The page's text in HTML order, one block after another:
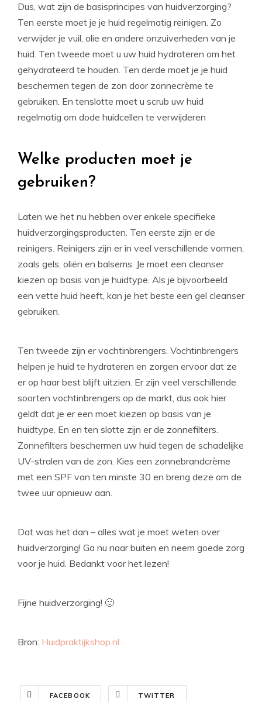
Dus, wat zijn de basisprincipes van huidverzorging?
Ten eerste moet je je huid regelmatig reinigen. Zo
verwijder je vuil, olie en andere onzuiverheden van je
huid. Ten tweede moet u uw huid hydrateren om het
gehydrateerd te houden. Ten derde moet je je huid
beschermen tegen de zon door zonnecrème te
gebruiken. En tenslotte moet u scrub uw huid
regelmatig om dode huidcellen te verwijderen
Welke producten moet je
gebruiken?
Laten we het nu hebben over enkele specifieke
huidverzorgingsproducten. Ten eerste zijn er de
reinigers. Reinigers zijn er in veel verschillende vormen,
zoals gels, oliën en balsems. Je moet een cleanser
kiezen op basis van je huidtype. Als je bijvoorbeeld
een vette huid heeft, kan je het beste een gel cleanser
gebruiken.
Ten tweede zijn er vochtinbrengers. Vochtinbrengers
helpen je huid te hydrateren en zorgen ervoor dat ze
er op haar best blijft uitzien. Er zijn veel verschillende
soorten vochtinbrengers op de markt, dus ook hier
geldt dat je er een moet kiezen op basis van je
huidtype. En en ten slotte zijn er de zonnefilters.
Zonnefilters beschermen uw huid tegen de schadelijke
UV-stralen van de zon. Kies een zonnebrandcrème
met een SPF van ten minste 30 en breng deze om de
twee uur opnieuw aan.
Dat was het dan – alles wat je moet weten over
huidverzorging! Ga nu naar buiten en neem goede zorg
voor je huid. Bedankt voor het lezen!
Fijne huidverzorging! 🙂
Bron: Huidpraktijkshop.nl
FACEBOOK TWITTER